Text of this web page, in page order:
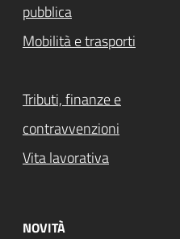
pubblica
Mobilità e trasporti
Tributi, finanze e
contravvenzioni
Vita lavorativa
NOVITÀ